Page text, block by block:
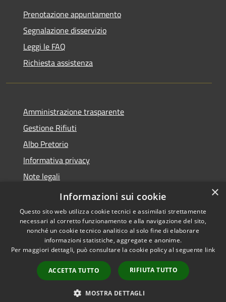
Prenotazione appuntamento
Segnalazione disservizio
Leggi le FAQ
Richiesta assistenza
Amministrazione trasparente
Gestione Rifiuti
Albo Pretorio
Informativa privacy
Note legali
Dichiarazione di accessibilità
Accessibilità
Copyright © 2026 • Comune di
Perarolo di Cadore • Powered
byMunicipium
Accesso
redazione
×
Informazioni sui cookie
Questo sito web utilizza cookie tecnici e assimilati strettamente
necessari al corretto funzionamento e alla navigazione del sito,
nonché un cookie tecnico analitico al solo fine di elaborare
informazioni statistiche, aggregate e anonime.
Per maggiori dettagli, può consultare la cookie policy al seguente link
ACCETTA TUTTO RIFIUTA TUTTO
MOSTRA DETTAGLI